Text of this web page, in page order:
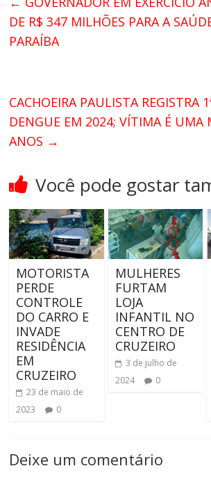
DE R$ 347 MILHÕES PARA A
PARAÍBA
CACHOEIRA PAULISTA REGISTRA
DENGUE EM 2024; VÍTIMA É UMA
ANOS →
Você pode gostar
MOTORISTA
PERDE
CONTROLE
DO CARRO E
INVADE
RESIDÊNCIA
EM
CRUZEIRO
23 de maio de
2023
0
MULHERES
FURTAM
LOJA
INFANTIL NO
CENTRO DE
CRUZEIRO
3 de julho de
2024
0
Deixe um comentário